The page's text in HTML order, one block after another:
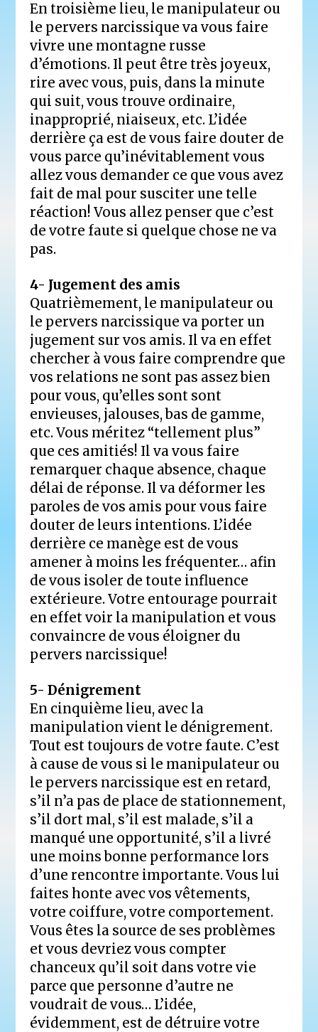
En troisième lieu, le manipulateur ou
le pervers narcissique va vous faire
vivre une montagne russe
d’émotions. Il peut être très joyeux,
rire avec vous, puis, dans la minute
qui suit, vous trouve ordinaire,
inapproprié, niaiseux, etc. L’idée
derrière ça est de vous faire douter de
vous parce qu’inévitablement vous
allez vous demander ce que vous avez
fait de mal pour susciter une telle
réaction! Vous allez penser que c’est
de votre faute si quelque chose ne va
pas.
4- Jugement des amis
Quatrièmement, le manipulateur ou
le pervers narcissique va porter un
jugement sur vos amis. Il va en effet
chercher à vous faire comprendre que
vos relations ne sont pas assez bien
pour vous, qu’elles sont sont
envieuses, jalouses, bas de gamme,
etc. Vous méritez “tellement plus”
que ces amitiés! Il va vous faire
remarquer chaque absence, chaque
délai de réponse. Il va déformer les
paroles de vos amis pour vous faire
douter de leurs intentions. L’idée
derrière ce manège est de vous
amener à moins les fréquenter… afin
de vous isoler de toute influence
extérieure. Votre entourage pourrait
en effet voir la manipulation et vous
convaincre de vous éloigner du
pervers narcissique!
5- Dénigrement
En cinquième lieu, avec la
manipulation vient le dénigrement.
Tout est toujours de votre faute. C’est
à cause de vous si le manipulateur ou
le pervers narcissique est en retard,
s’il n’a pas de place de stationnement,
s’il dort mal, s’il est malade, s’il a
manqué une opportunité, s’il a livré
une moins bonne performance lors
d’une rencontre importante. Vous lui
faites honte avec vos vêtements,
votre coiffure, votre comportement.
Vous êtes la source de ses problèmes
et vous devriez vous compter
chanceux qu’il soit dans votre vie
parce que personne d’autre ne
voudrait de vous… L’idée,
évidemment, est de détruire votre